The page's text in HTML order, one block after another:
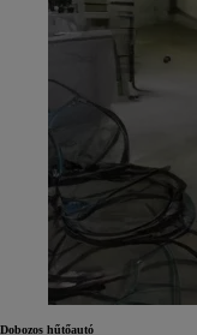
Dobozos hűtőautó